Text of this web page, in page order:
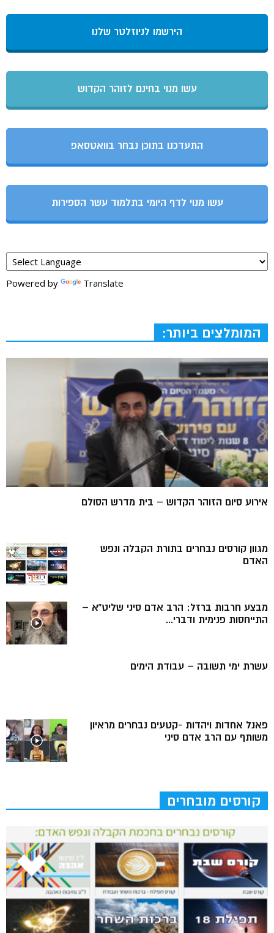
הירשמו לניוזלטר שלנו
עשו מנוי בחינם לזוהר הקדוש
התעדכנו בתוכן נבחר בוואטסאפ
עשו מנוי לדף היומי בתלמוד עשר הספירות
Powered by Translate
המומלצים ביותר:
אירוע סיום הזוהר הקדוש – בית מדרש הסולם
מגוון קורסים נבחרים בתורת הקבלה ונפש
האדם
מבצע חרבות ברזל: הרב אדם סיני שליט”א –
התייחסות פנימית ודברי...
עשרת ימי תשובה – עבודת הימים
פאנל אחדות ויהדות -קטעים נבחרים מראיון
משותף עם הרב אדם סיני
קורסים מובחרים